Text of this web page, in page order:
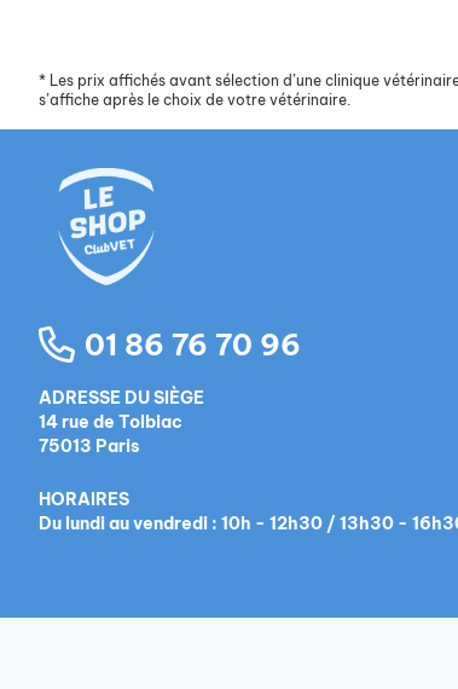
* Les prix affichés avant sélection d’une clinique
s’affiche après le choix de votre vétérinaire.
01 86 76 70 96
ADRESSE DU SIÈGE
14 rue de Tolbiac
75013 Paris
HORAIRES
Du lundi au vendredi : 10h - 12h30 / 13h30 -